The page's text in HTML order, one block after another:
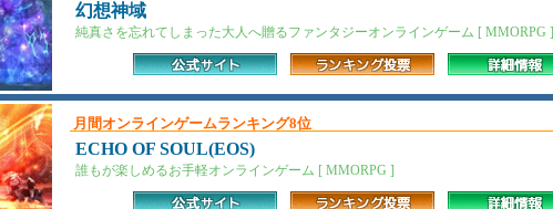
幻想神域
純真さを忘れてしまった大人へ贈るファンタジーオンラインゲーム [ MMORPG ]
月間オンラインゲームランキング8位
ECHO OF SOUL(EOS)
誰もが楽しめるお手軽オンラインゲーム [ MMORPG ]